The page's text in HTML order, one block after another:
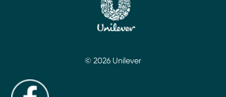
© 2026 Unilever